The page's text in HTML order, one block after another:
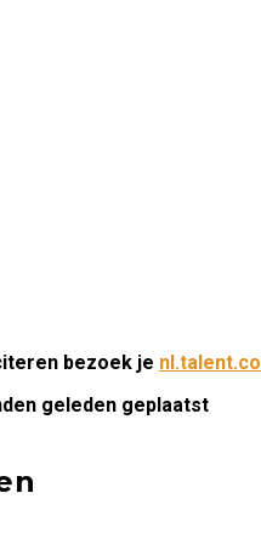
bezoek je
geleden geplaatst